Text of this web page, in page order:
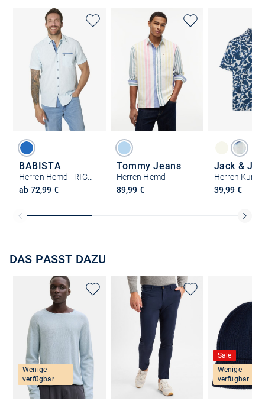
BABISTA
Herren Hemd - RICOBEL im 2er-Pack
ab 72,99 €
Tommy Jeans
Herren Hemd
89,99 €
Jack &
39,99 €
DAS PASST DAZU
Wenige
verfügbar
Sale
Wenige
verfügbar